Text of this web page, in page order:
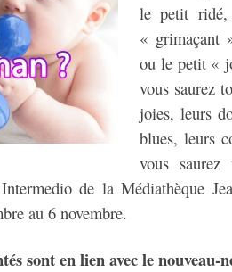
le petit
« grimaçant
ou le petit «
vous saurez
joies, leurs
blues, leurs
vous
de la Médiathèque
au 6 novembre.
sont en lien avec le nouveau-